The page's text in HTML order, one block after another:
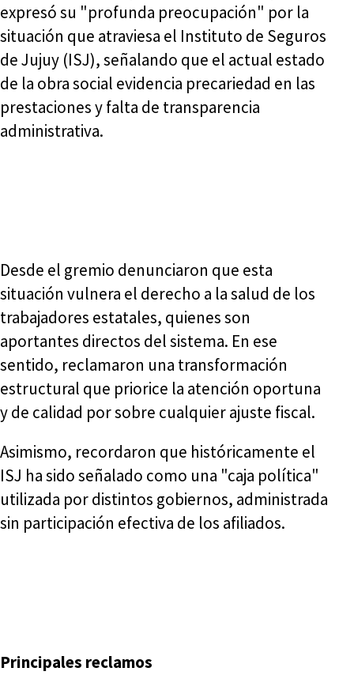
expresó su "profunda preocupación" por la
situación que atraviesa el Instituto de Seguros
de Jujuy (ISJ), señalando que el actual estado
de la obra social evidencia precariedad en las
prestaciones y falta de transparencia
administrativa.
Desde el gremio denunciaron que esta
situación vulnera el derecho a la salud de los
trabajadores estatales, quienes son
aportantes directos del sistema. En ese
sentido, reclamaron una transformación
estructural que priorice la atención oportuna
y de calidad por sobre cualquier ajuste fiscal.
Asimismo, recordaron que históricamente el
ISJ ha sido señalado como una "caja política"
utilizada por distintos gobiernos, administrada
sin participación efectiva de los afiliados.
Principales reclamos